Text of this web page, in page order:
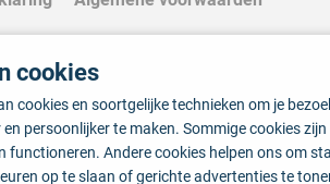
cookies
cookies en soortgelijke technieken om je
persoonlijker te maken. Sommige cookies
functioneren. Andere cookies helpen ons om
op te slaan of gerichte advertenties te